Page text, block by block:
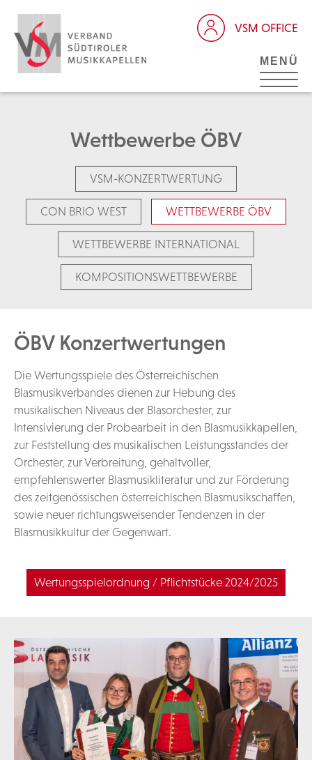
VSM OFFICE
MENÜ
Wettbewerbe ÖBV
VSM-KONZERTWERTUNG
CON BRIO WEST WETTBEWERBE ÖBV
WETTBEWERBE INTERNATIONAL
KOMPOSITIONSWETTBEWERBE
ÖBV Konzertwertungen
Die Wertungsspiele des Österreichischen
Blasmusikverbandes dienen zur Hebung des
musikalischen Niveaus der Blasorchester, zur
Intensivierung der Probearbeit in den Blasmusikkapellen,
zur Feststellung des musikalischen Leistungsstandes der
Orchester, zur Verbreitung, gehaltvoller,
empfehlenswerter Blasmusikliteratur und zur Förderung
des zeitgenössischen österreichischen Blasmusikschaffen,
sowie neuer richtungsweisender Tendenzen in der
Blasmusikkultur der Gegenwart.
Wertungsspielordnung / Pflichtstücke 2024/2025